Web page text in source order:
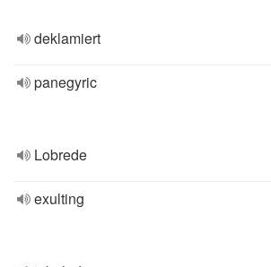
deklamiert
panegyric
Lobrede
exulting